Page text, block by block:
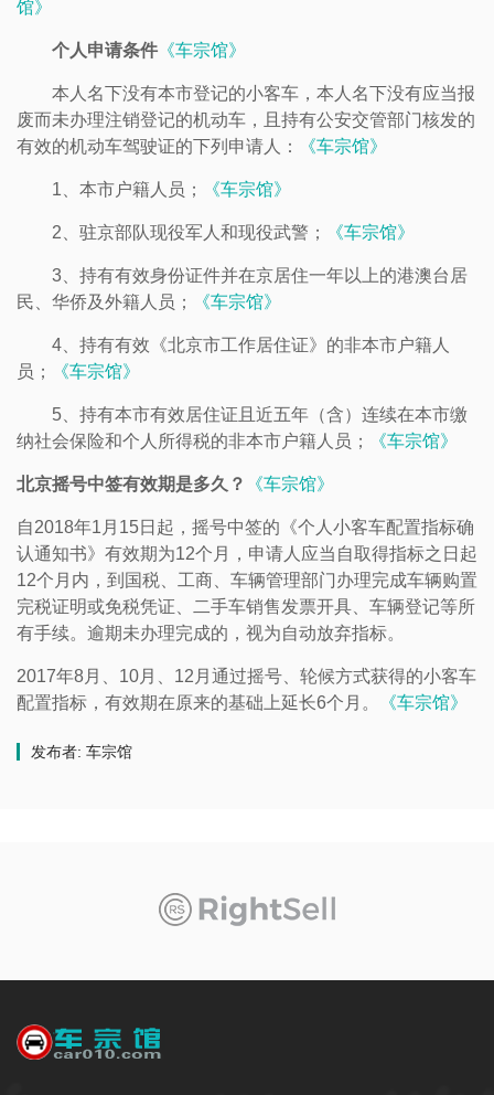
馆》
个人申请条件 《车宗馆》
本人名下没有本市登记的小客车，本人名下没有应当报
废而未办理注销登记的机动车，且持有公安交管部门核发的
有效的机动车驾驶证的下列申请人：
《车宗馆》
1、本市户籍人员； 《车宗馆》
2、驻京部队现役军人和现役武警； 《车宗馆》
3、持有有效身份证件并在京居住一年以上的港澳台居
民、华侨及外籍人员；
《车宗馆》
4、持有有效《北京市工作居住证》的非本市户籍人
员；
《车宗馆》
5、持有本市有效居住证且近五年（含）连续在本市缴
纳社会保险和个人所得税的非本市户籍人员；
《车宗馆》
北京摇号中签有效期是多久？ 《车宗馆》
自2018年1月15日起，摇号中签的《个人小客车配置指标确
认通知书》有效期为12个月，申请人应当自取得指标之日起
12个月内，到国税、工商、车辆管理部门办理完成车辆购置
完税证明或免税凭证、二手车销售发票开具、车辆登记等所
有手续。逾期未办理完成的，视为自动放弃指标。
2017年8月、10月、12月通过摇号、轮候方式获得的小客车
配置指标，有效期在原来的基础上延长6个月。
《车宗馆》
发布者: 车宗馆